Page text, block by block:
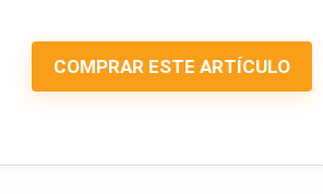
COMPRAR ESTE ARTÍCULO